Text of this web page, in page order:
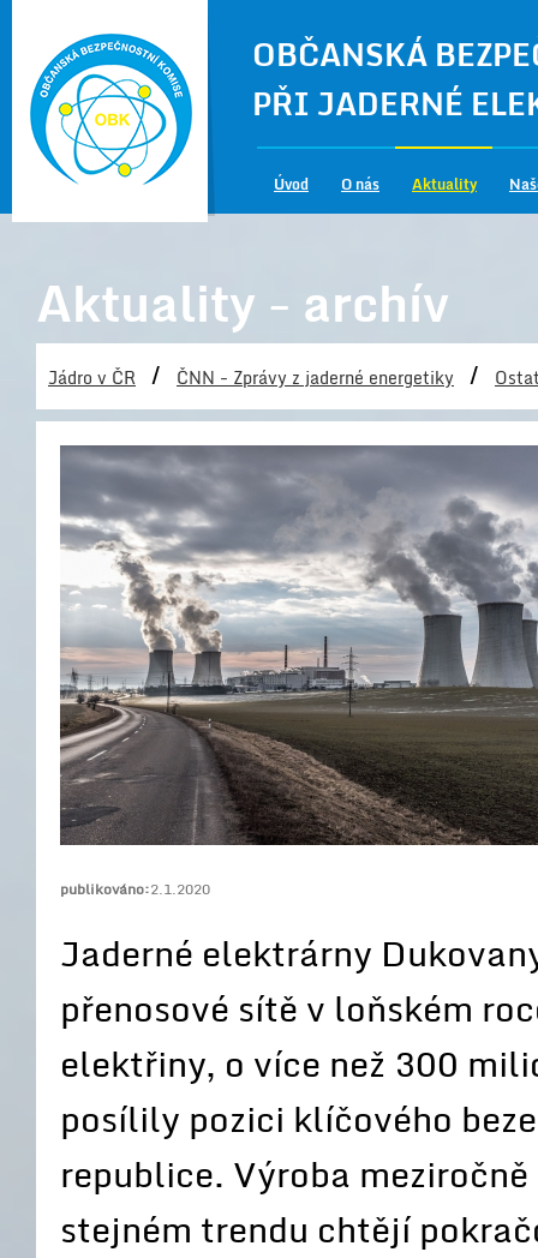
OBČANSKÁ
PŘI JADERNÉ
Úvod O nás Aktuality
Aktuality - archív
Jádro v ČR / ČNN - Zprávy z jaderné energetiky /
publikováno:2.1.2020
Jaderné elektrárny
přenosové sítě v loňském
elektřiny, o více než 300
posílily pozici klíčového
republice. Výroba
stejném trendu chtějí